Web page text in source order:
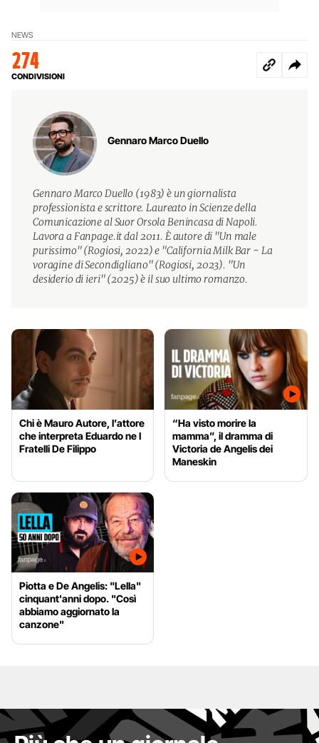
NEWS
274
CONDIVISIONI
Gennaro Marco Duello
Gennaro Marco Duello (1983) è un giornalista
professionista e scrittore. Laureato in Scienze della
Comunicazione al Suor Orsola Benincasa di Napoli.
Lavora a Fanpage.it dal 2011. È autore di "Un male
purissimo" (Rogiosi, 2022) e "California Milk Bar - La
voragine di Secondigliano" (Rogiosi, 2023). "Un
desiderio di ieri" (2025) è il suo ultimo romanzo.
Chi è Mauro Autore, l’attore
che interpreta Eduardo ne I
Fratelli De Filippo
“Ha visto morire la
mamma”, il dramma di
Victoria de Angelis dei
Maneskin
Piotta e De Angelis: "Lella"
cinquant'anni dopo. "Così
abbiamo aggiornato la
canzone"